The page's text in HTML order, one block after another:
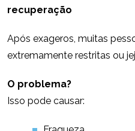
recuperação
Após exageros, muitas
extremamente restritas ou
O problema?
Isso pode causar: